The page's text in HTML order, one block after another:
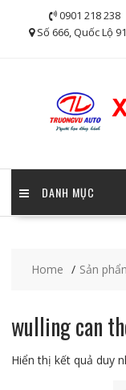
0901 218 238
Số 666, Quốc Lộ
DANH MỤC
Home Sản
wulling can
Hiển thị kết quả duy